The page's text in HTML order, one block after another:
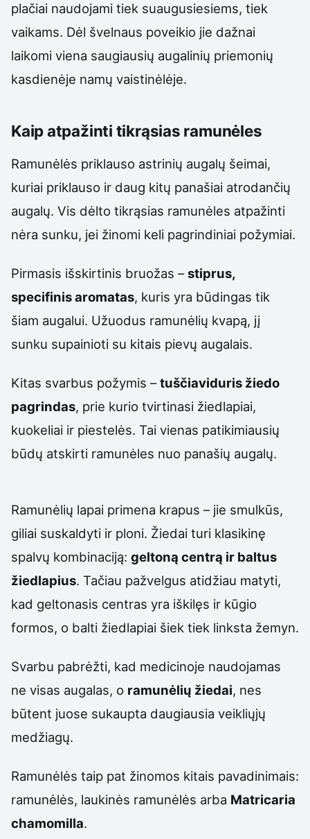
plačiai naudojami tiek suaugusiesiems, tiek
vaikams. Dėl švelnaus poveikio jie dažnai
laikomi viena saugiausių augalinių priemonių
kasdienėje namų vaistinėlėje.
Kaip atpažinti tikrąsias ramunėles
Ramunėlės priklauso astrinių augalų šeimai,
kuriai priklauso ir daug kitų panašiai atrodančių
augalų. Vis dėlto tikrąsias ramunėles atpažinti
nėra sunku, jei žinomi keli pagrindiniai požymiai.
Pirmasis išskirtinis bruožas –stiprus,
specifinis aromatas, kuris yra būdingas tik
šiam augalui. Užuodus ramunėlių kvapą, jį
sunku supainioti su kitais pievų augalais.
Kitas svarbus požymis –tuščiaviduris žiedo
pagrindas, prie kurio tvirtinasi žiedlapiai,
kuokeliai ir piestelės. Tai vienas patikimiausių
būdų atskirti ramunėles nuo panašių augalų.
Ramunėlių lapai primena krapus – jie smulkūs,
giliai suskaldyti ir ploni. Žiedai turi klasikinę
spalvų kombinaciją: geltoną centrą ir baltus
žiedlapius. Tačiau pažvelgus atidžiau matyti,
kad geltonasis centras yra iškilęs ir kūgio
formos, o balti žiedlapiai šiek tiek linksta žemyn.
Svarbu pabrėžti, kad medicinoje naudojamas
ne visas augalas, o ramunėlių žiedai, nes
būtent juose sukaupta daugiausia veikliųjų
medžiagų.
Ramunėlės taip pat žinomos kitais pavadinimais:
ramunėlės, laukinės ramunėlės arba Matricaria
chamomilla.